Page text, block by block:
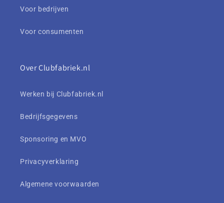
Voor bedrijven
Voor consumenten
Over Clubfabriek.nl
Werken bij Clubfabriek.nl
Bedrijfsgegevens
Sponsoring en MVO
Privacyverklaring
Algemene voorwaarden